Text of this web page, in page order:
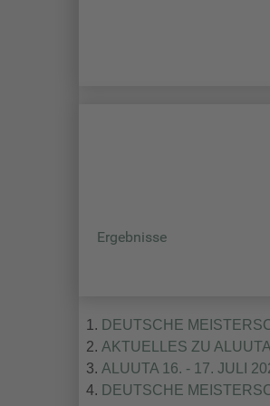
Ergebnisse
DEUTSCHE
AKTUELLES ZU
ALUUTA 16. - 17. JULI
DEUTSCHE